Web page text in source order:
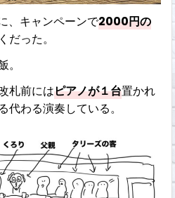
、キャンペーンで2000円の
だった。
。
札前にはピアノが１台置かれ
わる演奏している。